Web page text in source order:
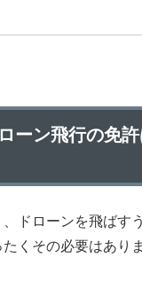
ーン飛行の免
ドローンを飛ばす
くその必要はあり